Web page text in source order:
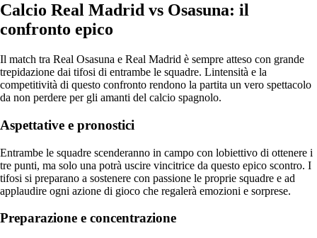
Calcio Real Madrid vs Osasuna: il
confronto epico
Il match tra Real Osasuna e Real Madrid è sempre atteso con grande
trepidazione dai tifosi di entrambe le squadre. Lintensità e la
competitività di questo confronto rendono la partita un vero spettacolo
da non perdere per gli amanti del calcio spagnolo.
Aspettative e pronostici
Entrambe le squadre scenderanno in campo con lobiettivo di ottenere i
tre punti, ma solo una potrà uscire vincitrice da questo epico scontro. I
tifosi si preparano a sostenere con passione le proprie squadre e ad
applaudire ogni azione di gioco che regalerà emozioni e sorprese.
Preparazione e concentrazione